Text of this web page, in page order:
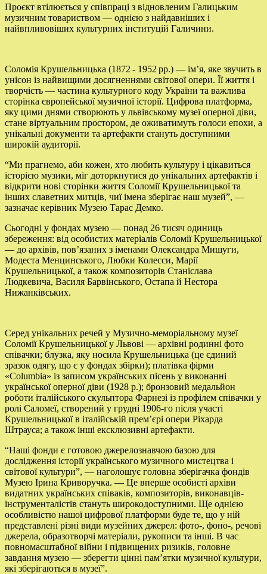
Проєкт втілюється у співпраці з відновленим Галицьким
музичним товариством — однією з найдавніших і
найвпливовіших культурних інституцій Галичини.
Соломія Крушельницька (1872 - 1952 рр.) — ім’я, яке звучить в
унісон із найвищими досягненнями світової опери. Її життя і
творчість — частина культурного коду України та важлива
сторінка європейської музичної історії. Цифрова платформа,
яку цими днями створюють у львівському музеї оперної діви,
стане віртуальним простором, де оживатимуть голоси епохи, а
унікальні документи та артефакти стануть доступними
широкій аудиторії.
“Ми прагнемо, аби кожен, хто любить культуру і цікавиться
історією музики, міг доторкнутися до унікальних артефактів і
відкрити нові сторінки життя Соломії Крушельницької та
інших славетних митців, чиї імена зберігає наш музей”, —
зазначає керівник Музею Тарас Демко.
Сьогодні у фондах музею — понад 26 тисяч одиниць
збереження: від особистих матеріалів Соломії Крушельницької
— до архівів, пов’язаних з іменами Олександра Мишуги,
Модеста Менцинського, Любки Колесси, Марії
Крушельницької, а також композиторів Станіслава
Людкевича, Василя Барвінського, Остапа й Нестора
Нижанківських.
Серед унікальних речей у Музично-меморіальному музеї
Соломії Крушельницької у Львові — архівні родинні фото
співачки; блузка, яку носила Крушельницька (це єдиний
зразок одягу, що є у фондах збірки); платівка фірми
«Columbia» із записом українських пісень у виконанні
української оперної діви (1928 р.); бронзовий медальйон
роботи італійського скульптора Фарнезі із профілем співачки у
ролі Саломеї, створений у грудні 1906-го після участі
Крушельницької в італійській прем’єрі опери Ріхарда
Штрауса; а також інші ексклюзивні артефакти.
“Наші фонди є готовою джерелознавчою базою для
дослідження історії українського музичного мистецтва і
світової культури”, — наголошує головна зберігачка фондів
Музею Ірина Криворучка. — Це вперше особисті архіви
видатних українських співаків, композиторів, виконавців-
інструменталістів стануть широкодоступними. Ще однією
особливістю нашої цифрової платформи буде те, що у ній
представлені різні види музейних джерел: фото-, фоно-, речові
джерела, образотворчі матеріали, рукописи та інші. В час
повномасштабної війни і підвищених ризиків, головне
завдання музею — зберегти цінні пам’ятки музичної культури,
які зберігаються в музеї”.